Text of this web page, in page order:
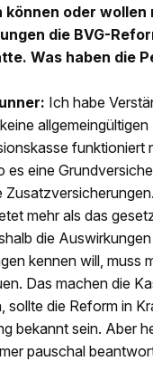
können oder wollen
die BVG-
Was haben die
Ich habe
funktioniert
es eine
mehr als das
die
kennen will, muss
Das machen die
sollte die Reform in
bekannt sein. Aber
pauschal